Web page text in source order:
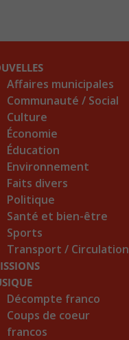
Affaires municipales
Communauté / Social
Culture
Économie
Éducation
Environnement
Faits divers
Politique
Santé et bien-être
Sports
Transport / Circulation
Décompte franco
Coups de coeur
francos